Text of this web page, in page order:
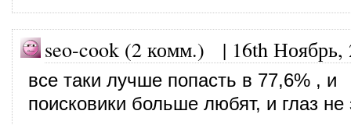
seo-cook (2 комм.) | 16th Ноябрь,
все таки лучше попасть в 77,6% , и
поисковики больше любят, и глаз